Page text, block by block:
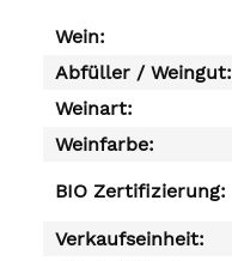
Wein:
Abfüller / Weingut:
Weinart:
Weinfarbe:
BIO Zertifizierung:
Verkaufseinheit: